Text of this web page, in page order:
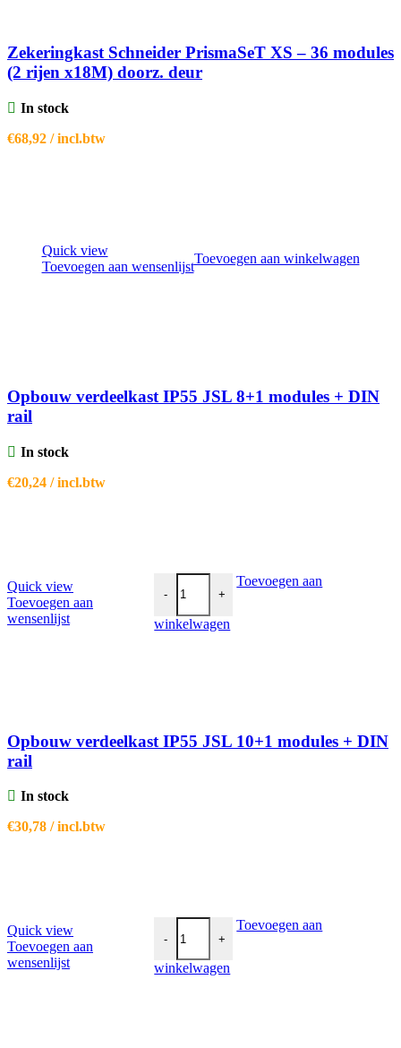
Zekeringkast Schneider PrismaSeT XS – 36 modules
(2 rijen x18M) doorz. deur
In stock
€68,92 / incl.btw
Quick view
Toevoegen aan wensenlijst
Toevoegen aan winkelwagen
Opbouw verdeelkast IP55 JSL 8+1 modules + DIN
rail
In stock
€20,24 / incl.btw
Quick view
Toevoegen aan
wensenlijst
-
Opbouw verdeelkast IP55 JSL 10+1
+
Toevoegen aan
winkelwagen
Opbouw verdeelkast IP55 JSL 10+1 modules + DIN
rail
In stock
€30,78 / incl.btw
Quick view
Toevoegen aan
wensenlijst
-
Zekeringkast tehnoplast 2 rijen x 18
+
Toevoegen aan
winkelwagen